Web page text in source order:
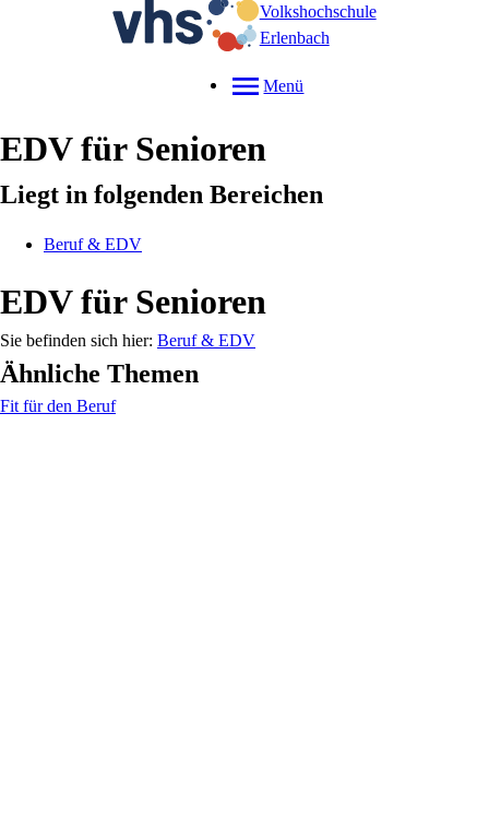
Volkshochschule
Erlenbach
Menü
EDV für Senioren
Liegt in folgenden Bereichen
Beruf & EDV
EDV für Senioren
Beruf & EDV
Ähnliche Themen
Fit für den Beruf